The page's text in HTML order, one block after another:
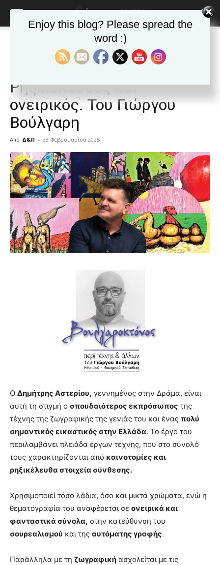
ΕΦΗΜΕΡΙΔΑ Άρθρα
Δημήτρης Αστερίου –
Ρηξικέλευθος και
ονειρικός. Του Γιώργου
Βούλγαρη
Από Δ&Π - 23 Φεβρουαρίου 2025
blonde
lesbians
very
hot
cam
show.
xxx
brandi
lyons
teaches
Ο Δημήτρης Αστερίου, γεννημένος στην Δράμα, είναι
αυτή τη στιγμή ο σπουδαιότερος εκπρόσωπος της
τέχνης της ζωγραφικής της γενιάς του και ένας πολύ
σημαντικός εικαστικός στην Ελλάδα. Το έργο του
περιλαμβάνει πλειάδα έργων τέχνης, που στο σύνολό
τους χαρακτηρίζονται από καινοτομίες και
ρηξικέλευθα στοιχεία σύνθεσης.
Χρησιμοποιεί τόσο λάδια, όσο και μικτά χρώματα, ενώ η
θεματογραφία του αναφέρεται σε ονειρικά και
φανταστικά σύνολα, στην κατεύθυνση του
σουρεαλισμού και της αυτόματης γραφής.
Παράλληλα με τη ζωγραφική ασχολείται με τις
Enjoy this blog? Please spread the
word :)